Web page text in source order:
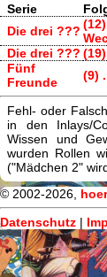
Serie
Die drei ???
Die drei ???
Fünf
Freunde
(9)
Fehl- oder
in den Inlays/
Wissen und
wurden Rollen
("Mädchen 2"
© 2002-2026,
Datenschutz |